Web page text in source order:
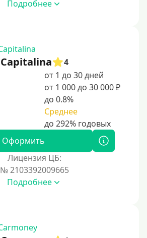
Подробнее
Capitalina
4
от 1 до 30 дней
от 1 000 до 30 000 ₽
до 0.8%
Среднее
Оформить
Лицензия ЦБ:
№ 2103392009665
Подробнее